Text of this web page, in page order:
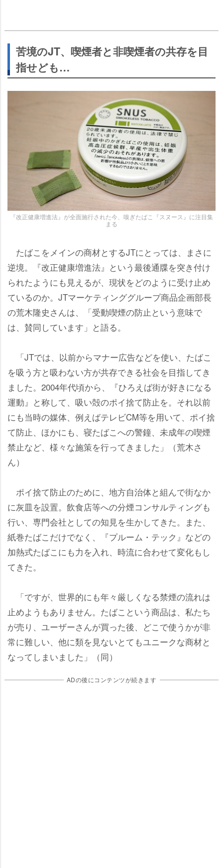
苦境のJT、喫煙者と非喫煙者の共存を目
指せども…
『改正健康増進法』が全面施行された今、嗅ぎたばこ『スヌース』に注目集
まる
たばこをメインの商材とするJTにとっては、まさに
逆境。『改正健康増進法』という最後通牒を突き付け
られたようにも見えるが、現状をどのように受け止め
ているのか。JTマーケティンググループ商品企画部長
の荒木隆史さんは、「受動喫煙の防止という意味で
は、賛同しています」と語る。
「JTでは、以前からマナー広告などを使い、たばこ
を吸う方と吸わない方が共存できる社会を目指してき
ました。2004年代頃から、『ひろえば街が好きになる
運動』と称して、吸い殻のポイ捨て防止を。それ以前
にも当時の媒体、例えばテレビCM等を用いて、ポイ捨
て防止、ほかにも、寝たばこへの警鐘、未成年の喫煙
禁止など、様々な施策を行ってきました」（荒木さ
ん）
ポイ捨て防止のために、地方自治体と組んで街なか
に灰皿を設置。飲食店等への分煙コンサルティングも
行い、専門会社としての知見を生かしてきた。また、
紙巻たばこだけでなく、『プルーム・テック』などの
加熱式たばこにも力を入れ、時流に合わせて変化もし
てきた。
「ですが、世界的にも年々厳しくなる禁煙の流れは
止めようもありません。たばこという商品は、私たち
が売り、ユーザーさんが買った後、どこで使うかが非
常に難しい、他に類を見ないとてもユニークな商材と
なってしまいました」（同）
ADの後にコンテンツが続きます